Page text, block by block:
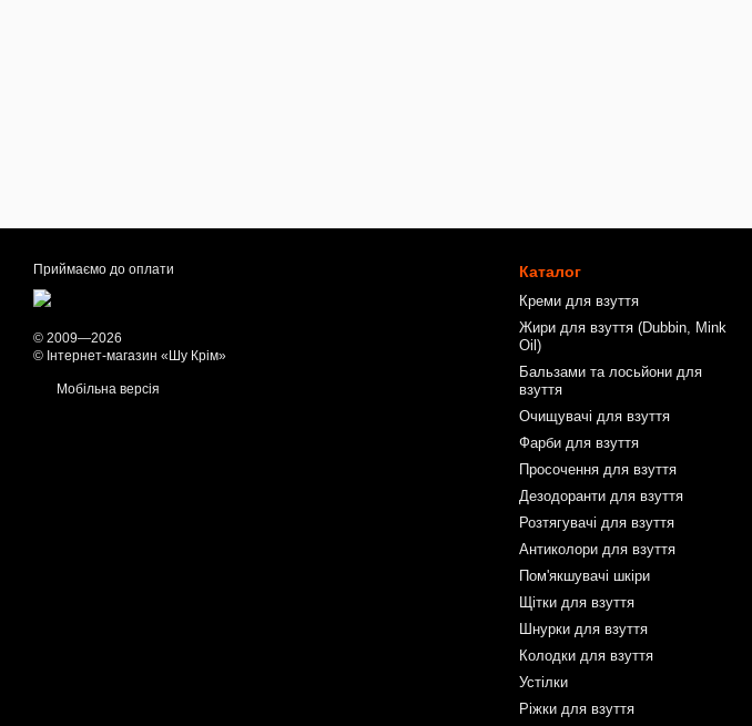
Приймаємо до оплати
© 2009—2026
© Інтернет-магазин «Шу Крім»
Мобільна версія
Каталог
Креми для взуття
Жири для взуття (Dubbin, Mink
Oil)
Бальзами та лосьйони для
взуття
Очищувачі для взуття
Фарби для взуття
Просочення для взуття
Дезодоранти для взуття
Розтягувачі для взуття
Антиколори для взуття
Пом'якшувачі шкіри
Щітки для взуття
Шнурки для взуття
Колодки для взуття
Устілки
Ріжки для взуття